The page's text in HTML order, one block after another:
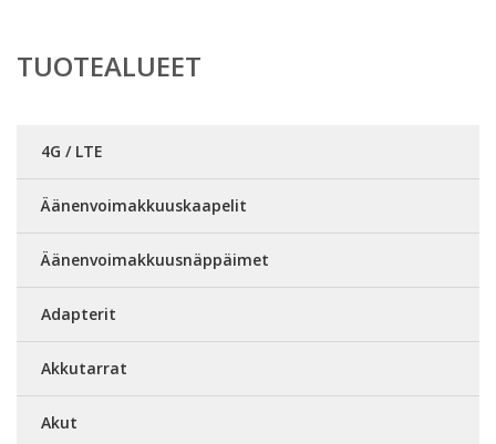
TUOTEALUEET
4G / LTE
Äänenvoimakkuuskaapelit
Äänenvoimakkuusnäppäimet
Adapterit
Akkutarrat
Akut